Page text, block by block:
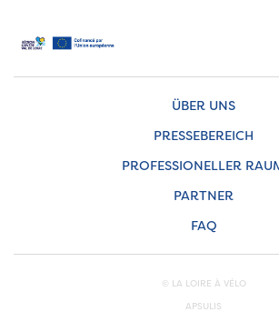
ÜBER UNS
PRESSEBEREICH
PROFESSIONELLER
PARTNER
FAQ
© LA LOIRE À VÉLO
APSULIS